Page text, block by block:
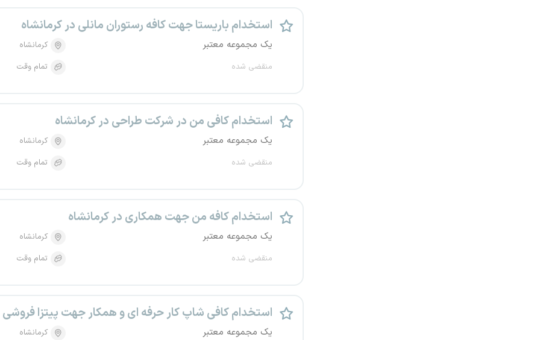
استخدام باریستا جهت کافه رستوران مانلی در کرمانشاه
یک مجموعه معتبر
منقضی شده
کرمانشاه
تمام وقت
استخدام کافی من در شرکت طراحی در کرمانشاه
یک مجموعه معتبر
منقضی شده
کرمانشاه
تمام وقت
استخدام کافه من جهت همکاری در کرمانشاه
یک مجموعه معتبر
منقضی شده
کرمانشاه
تمام وقت
استخدام کافی شاپ کار حرفه ای و همکار جهت پیتزا فروشی
یک مجموعه معتبر
کرمانشاه